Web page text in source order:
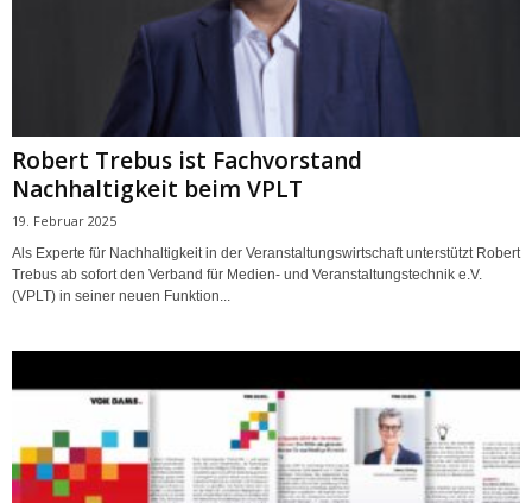
Robert Trebus ist Fachvorstand
Nachhaltigkeit beim VPLT
19. Februar 2025
Als Experte für Nachhaltigkeit in der Veranstaltungswirtschaft unterstützt Robert
Trebus ab sofort den Verband für Medien- und Veranstaltungstechnik e.V.
(VPLT) in seiner neuen Funktion...